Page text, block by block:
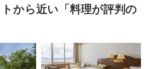
から近い「料理が評判の